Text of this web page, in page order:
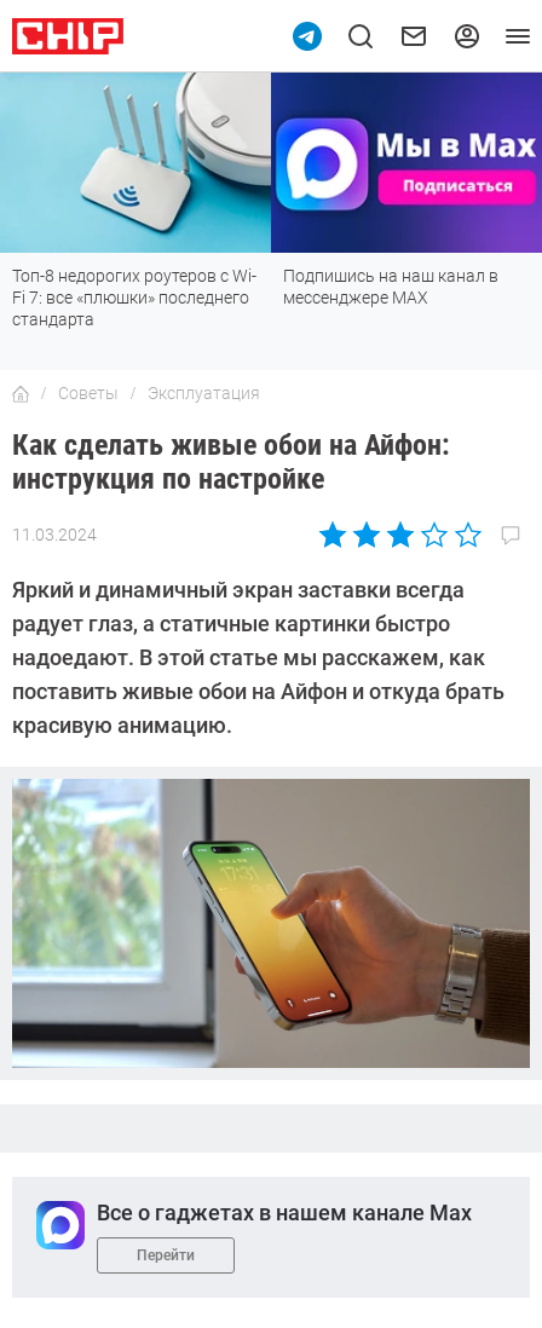
Подпишись на наш канал в
мессенджере МАХ
Рейтинг телевизоров 2026:
лучшие модели для гостиной,
Советы Эксплуатация
Как сделать живые обои на Айфон:
инструкция по настройке
11.03.2024
Автор:
Забубенин
Яркий и динамичный экран заставки всегда
радует глаз, а статичные картинки быстро
надоедают. В этой статье мы расскажем, как
поставить живые обои на Айфон и откуда брать
красивую анимацию.
Все о гаджетах в нашем канале Max
Перейти